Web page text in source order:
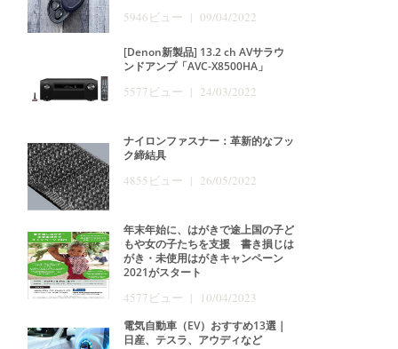
5946ビュー | 09/04/2022
[Denon新製品] 13.2 ch AVサラウ
ンドアンプ「AVC-X8500HA」
5577ビュー | 24/03/2022
ナイロンファスナー：革新的なフッ
ク締結具
4855ビュー | 26/05/2022
年末年始に、はがきで途上国の子ど
もや女の子たちを支援 書き損じは
がき・未使用はがきキャンペーン
2021がスタート
4577ビュー | 10/04/2023
電気自動車（EV）おすすめ13選｜
日産、テスラ、アウディなど